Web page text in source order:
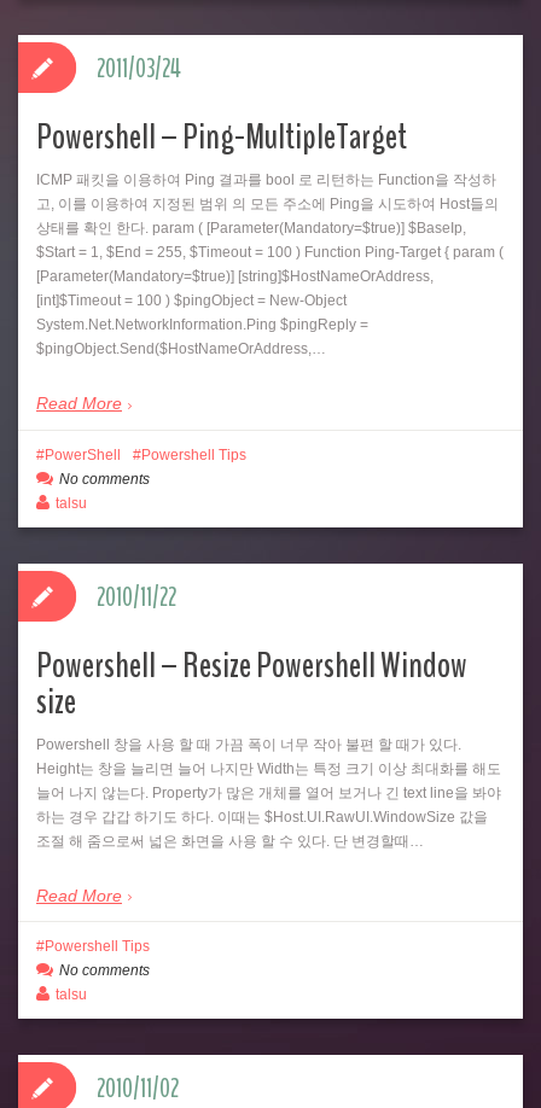
Powershell – Ping-MultipleTarget
ICMP 패킷을 이용하여 Ping 결과를 bool 로 리턴하는 Function을 작성하
고, 이를 이용하여 지정된 범위 의 모든 주소에 Ping을 시도하여 Host들의
상태를 확인 한다. param ( [Parameter(Mandatory=$true)] $BaseIp,
$Start = 1, $End = 255, $Timeout = 100 ) Function Ping-Target { param (
[Parameter(Mandatory=$true)] [string]$HostNameOrAddress,
[int]$Timeout = 100 ) $pingObject = New-Object
System.Net.NetworkInformation.Ping $pingReply =
$pingObject.Send($HostNameOrAddress,…
Read More
2011/03/24
PowerShell
Powershell Tips
No comments
talsu
Powershell – Resize Powershell Window
size
Powershell 창을 사용 할 때 가끔 폭이 너무 작아 불편 할 때가 있다.
Height는 창을 늘리면 늘어 나지만 Width는 특정 크기 이상 최대화를 해도
늘어 나지 않는다. Property가 많은 개체를 열어 보거나 긴 text line을 봐야
하는 경우 갑갑 하기도 하다. 이때는 $Host.UI.RawUI.WindowSize 값을
조절 해 줌으로써 넓은 화면을 사용 할 수 있다. 단 변경할때…
Read More
2010/11/22
Powershell Tips
No comments
talsu
2010/11/02